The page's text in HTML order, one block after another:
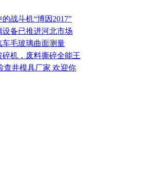
战斗机“博因2017”
设备已推进河北市场
车毛玻璃曲面测量
碎机，废料撕碎全能王
查井模具厂家 欢迎你